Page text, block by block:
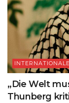
„Die Welt
Thunberg